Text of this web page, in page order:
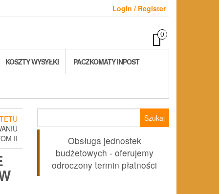
Login / Register
0
KOSZTY WYSYŁKI PACZKOMATY INPOST
II
Obsługa jednostek
budżetowych - oferujemy
odroczony termin płatności